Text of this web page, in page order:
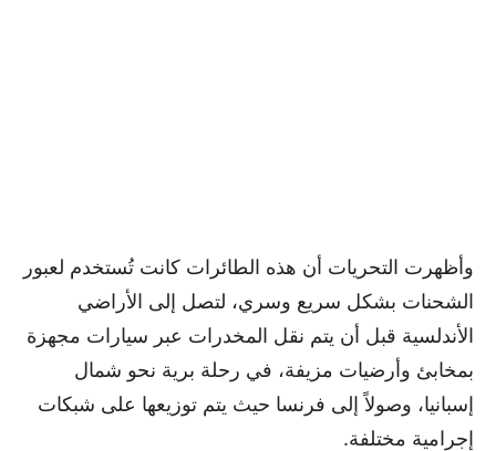
وأظهرت التحريات أن هذه الطائرات كانت تُستخدم لعبور
الشحنات بشكل سريع وسري، لتصل إلى الأراضي
الأندلسية قبل أن يتم نقل المخدرات عبر سيارات مجهزة
بمخابئ وأرضيات مزيفة، في رحلة برية نحو شمال
إسبانيا، وصولاً إلى فرنسا حيث يتم توزيعها على شبكات
إجرامية مختلفة.